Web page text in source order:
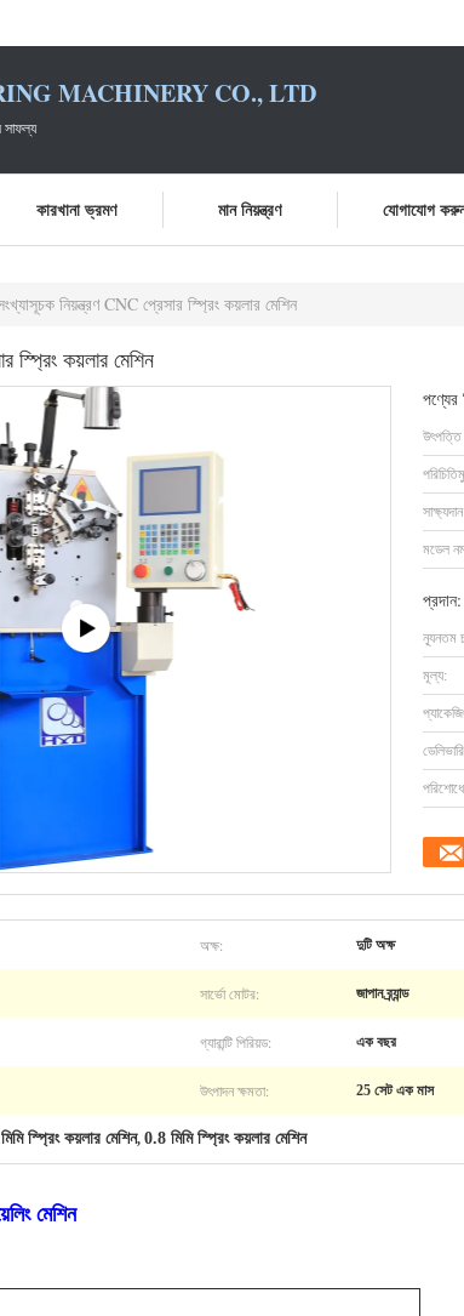
MACHINERY CO., LTD
সাফল্য
কারখানা ভ্রমণ মান নিয়ন্ত্রণ যোগাযোগ
নিয়ন্ত্রণ CNC প্রেসার স্প্রিং কয়লার মেশিন
স্প্রিং কয়লার মেশিন
পণ্যের
মডেল
প্রদান:
ন্যূনতম
মূল্য:
অক্ষ: দুটি অক্ষ
সার্ভো মোটর: জাপান ব্র্যান্ড
গ্যারান্টি পিরিয়ড: এক বছর
উৎপাদন ক্ষমতা: 25 সেট এক মাস
স্প্রিং কয়লার মেশিন, 0.8 মিমি স্প্রিং কয়লার মেশিন
মেশিন